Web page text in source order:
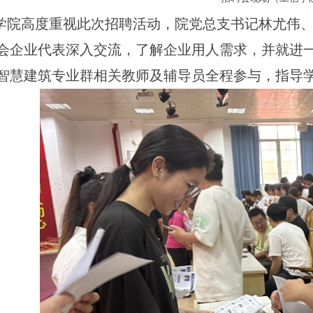
院高度重视此次招聘活动，院党总支书记林尤伟
企业代表深入交流，了解企业用人需求，并就进
慧建筑专业群相关教师及辅导员全程参与，指导